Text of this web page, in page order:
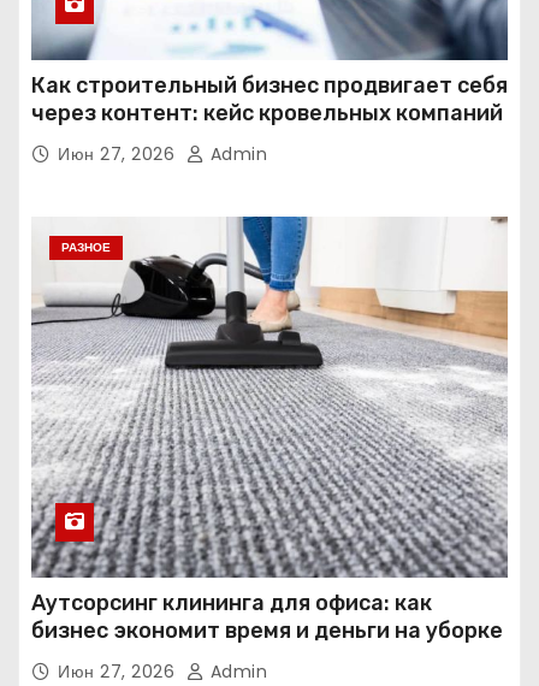
Как строительный бизнес продвигает себя
через контент: кейс кровельных компаний
Июн 27, 2026 Admin
РАЗНОЕ
Аутсорсинг клининга для офиса: как
бизнес экономит время и деньги на уборке
Июн 27, 2026 Admin